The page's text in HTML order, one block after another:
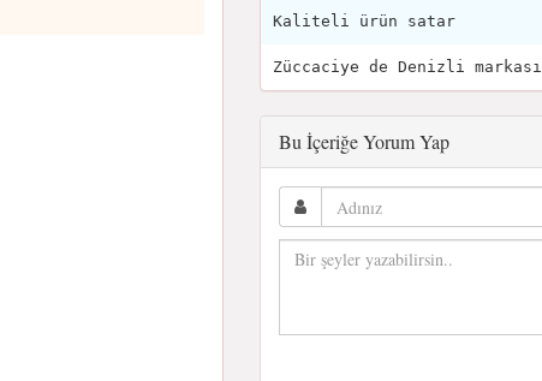
Kaliteli ürün satar
Züccaciye de Denizli markası
Bu İçeriğe Yorum Yap